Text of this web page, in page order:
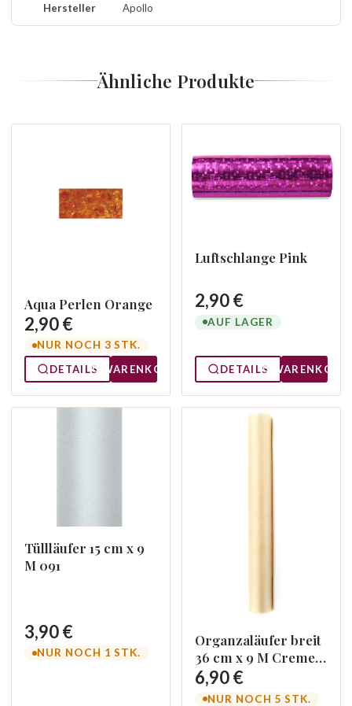
Hersteller Apollo
Ähnliche Produkte
Aqua Perlen Orange
2,90 €
NUR NOCH 3 STK.
DETAILS
WARENKORB
Luftschlange Pink
2,90 €
AUF LAGER
DETAILS WARENKORB
Tüllläufer 15 cm x 9
M 091
3,90 €
NUR NOCH 1 STK.
Organzaläufer breit
36 cm x 9 M Creme
079
6,90 €
NUR NOCH 5 STK.